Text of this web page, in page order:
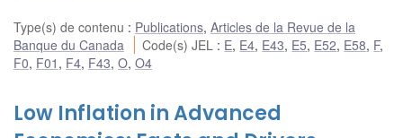
Type(s) de contenu : Publications, Articles de la Revue de la
Banque du Canada
Code(s) JEL : E, E4, E43, E5, E52, E58, F,
F0, F01 , F4, F43, O, O4
Low Inflation in Advanced